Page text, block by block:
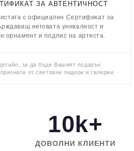
ЗА АВТЕНТИЧНОСТ
с официален Сертификат за
неговата уникалност и
орнамент и подпис на артиста.
за да бъде Вашият подарък
от световни лидери и галерии.
10k+
ДОВОЛНИ КЛИЕНТИ